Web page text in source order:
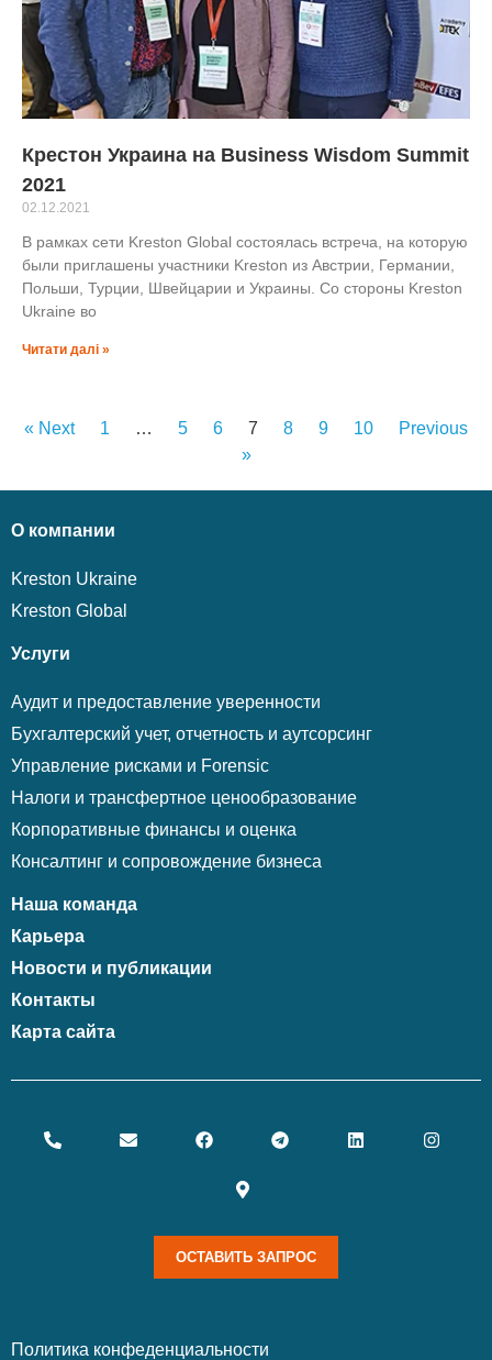
Крестон Украина на Business Wisdom Summit
2021
02.12.2021
В рамках сети Kreston Global состоялась встреча, на которую
были приглашены участники Kreston из Австрии, Германии,
Польши, Турции, Швейцарии и Украины. Со стороны Kreston
Ukraine во
Читати далі »
« Next 1 … 5 6 7 8 9 10
Previous
»
О компании
Kreston Ukraine
Kreston Global
Услуги
Аудит и предоставление уверенности
Бухгалтерский учет, отчетность и аутсорсинг
Управление рисками и Forensic
Налоги и трансфертное ценообразование
Корпоративные финансы и оценка
Консалтинг и сопровождение бизнеса
Наша команда
Карьера
Новости и публикации
Контакты
Карта сайта
ОСТАВИТЬ ЗАПРОС
Политика конфеденциальности